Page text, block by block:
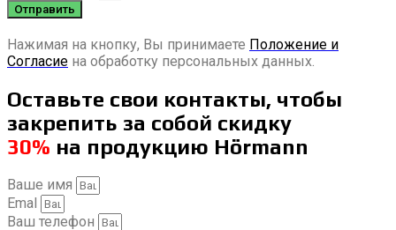
Отправить
Нажимая на кнопку, Вы принимаете Положение и
Согласие на обработку персональных данных.
Оставьте свои контакты, чтобы
закрепить за собой скидку
30% на продукцию Hörmann
Ваше имя
Emal
Ваш телефон